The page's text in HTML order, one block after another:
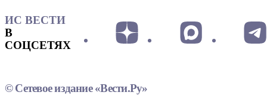
ИС ВЕСТИ
В
СОЦСЕТЯХ
© Сетевое издание «Вести.Ру»